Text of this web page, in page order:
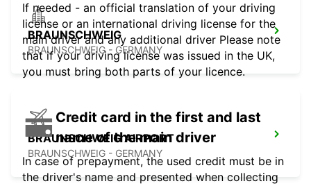
BRAUNSCHWEIG
BRAUNSCHWEIG - GERMANY
BRAUNSCHWEIG AIRPORT
BRAUNSCHWEIG - GERMANY
If needed - an official translation of your driving
license or an international driving license for the
main driver and any additional driver Please note
that if your driving license was issued in the UK,
you must bring both parts of your licence.
Credit card in the first and last
name of the main driver
In case of prepayment, the used credit must be in
the driver's name and presented when collecting